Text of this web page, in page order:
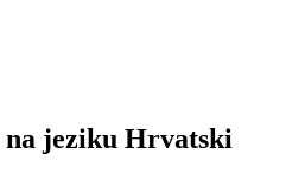
jeziku Hrvatski